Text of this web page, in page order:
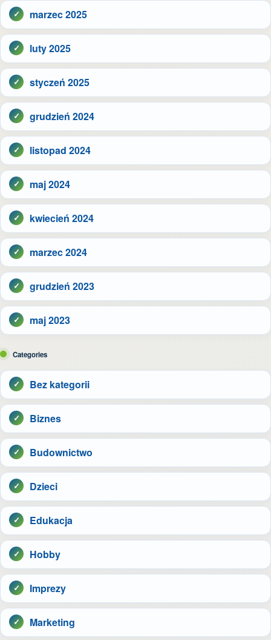
marzec 2025
luty 2025
styczeń 2025
grudzień 2024
listopad 2024
maj 2024
kwiecień 2024
marzec 2024
grudzień 2023
maj 2023
Categories
Bez kategorii
Biznes
Budownictwo
Dzieci
Edukacja
Hobby
Imprezy
Marketing